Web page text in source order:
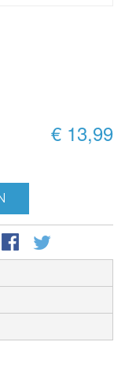
€ 13,99